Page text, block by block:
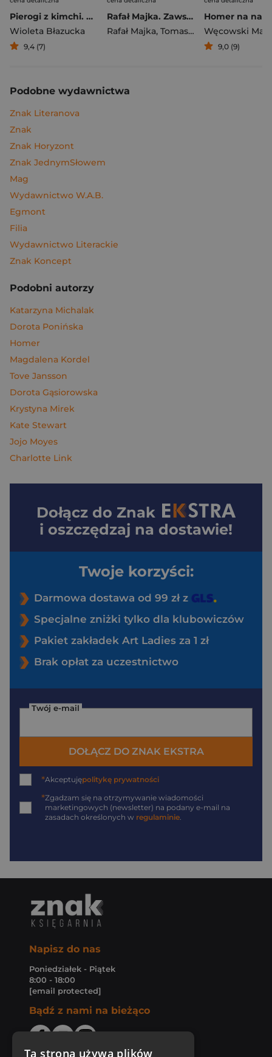
Pierogi z kimchi. Moje ulubione azjatyckie przepisy
Wioleta Błazucka
9,4 (7)
Rafał Majka. Zawsze z przodu. Rozmawia Tomasz Kalemba - książka z autografem
Rafał Majka, Tomasz Kalemba Węcowski
9,0 (9)
Podobne wydawnictwa
Znak Literanova
Znak
Znak Horyzont
Znak JednymSłowem
Mag
Wydawnictwo W.A.B.
Egmont
Filia
Wydawnictwo Literackie
Znak Koncept
Podobni autorzy
Katarzyna Michalak
Dorota Ponińska
Homer
Magdalena Kordel
Tove Jansson
Dorota Gąsiorowska
Krystyna Mirek
Kate Stewart
Jojo Moyes
Charlotte Link
Dołącz do Znak
i oszczędzaj na dostawie!
Twoje korzyści:
Darmowa dostawa od 99 zł z
Specjalne zniżki tylko dla klubowiczów
Pakiet zakładek Art Ladies za 1 zł
Brak opłat za uczestnictwo
Twój e-mail
DOŁĄCZ DO ZNAK EKSTRA
*Akceptujępolitykę prywatności
*Zgadzam się na otrzymywanie wiadomości
marketingowych (newsletter) na podany e-mail na
zasadach określonych w regulaminie.
Napisz do nas
Poniedziałek - Piątek
8:00 - 18:00
[email protected]
Bądź z nami na bieżąco
Ta strona używa plików